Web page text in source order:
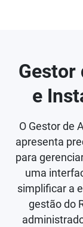
Gestor
e
O Gestor de
apresenta
para
uma
simplificar a
gestão do